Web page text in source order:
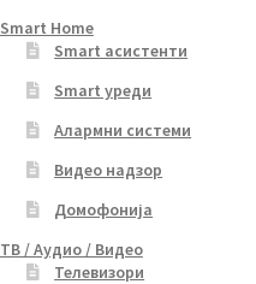
Smart Home
Smart асистенти
Smart уреди
Алармни системи
Видео надзор
Домофонија
ТВ / Аудио / Видео
Телевизори